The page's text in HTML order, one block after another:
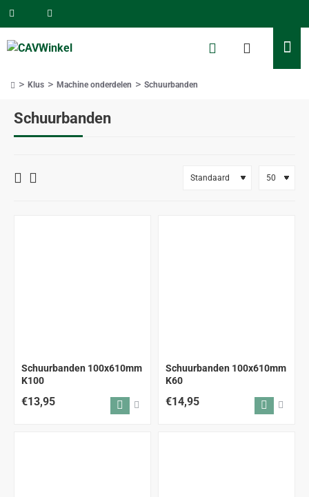
Schuurbanden
Klus Machine onderdelen Schuurbanden
Schuurbanden 100x610mm
K100
€13,95
Schuurbanden 100x610mm
K60
€14,95